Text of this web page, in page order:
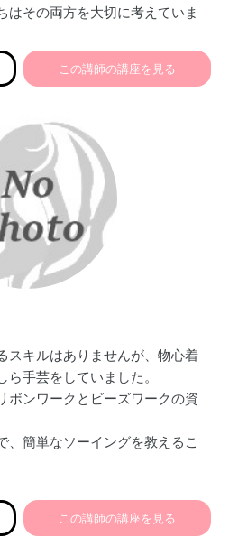
はその両方を大切に考えていま
レス、人間関係の悩みなど、
門のカウンセラーです。私た
を提供します。
この講師の講座を見る
スキルはありませんが、物心着
ら手芸をしていました。
ボンワークとビーズワークの資
、簡単なソーイングを教えるこ
この講師の講座を見る